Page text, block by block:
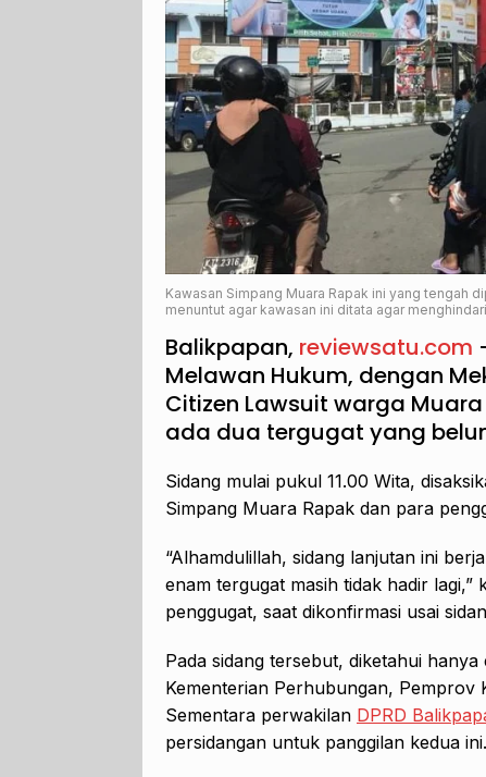
Kawasan Simpang Muara Rapak ini yang tengah
menuntut agar kawasan ini ditata agar
Balikpapan, reviewsatu.com
Melawan Hukum, dengan
Citizen Lawsuit warga
ada dua tergugat yang
Sidang mulai pukul 11.00 Wita,
Simpang Muara Rapak dan para
“Alhamdulillah, sidang lanjutan ini
enam tergugat masih tidak hadir
penggugat, saat dikonfirmasi usai
Pada sidang tersebut, diketahui
Kementerian Perhubungan, Pemprov
Sementara perwakilan DPRD
persidangan untuk panggilan kedua ini.